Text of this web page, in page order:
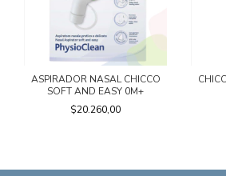
ASPIRADOR NASAL CHICCO
SOFT AND EASY 0M+
$20.260,00